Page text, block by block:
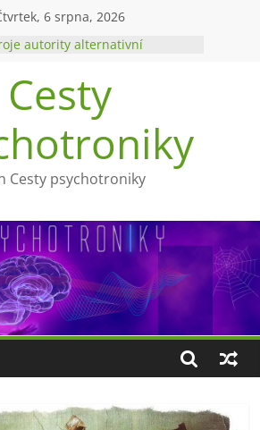
6 srpna, 2026
autority alternativní
a mytologie?
poltergeist
Anny Göldi
východ
Cesty
Cesty psychotroniky